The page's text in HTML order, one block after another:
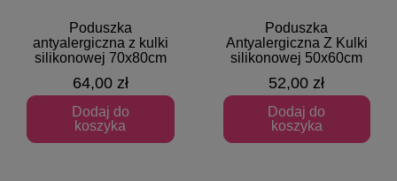
Szybki podgląd
Poduszka
antyalergiczna z kulki
silikonowej 70x80cm
64,00 zł
Dodaj do
koszyka
Szybki podgląd
Poduszka
Antyalergiczna Z Kulki
silikonowej 50x60cm
52,00 zł
Dodaj do
koszyka